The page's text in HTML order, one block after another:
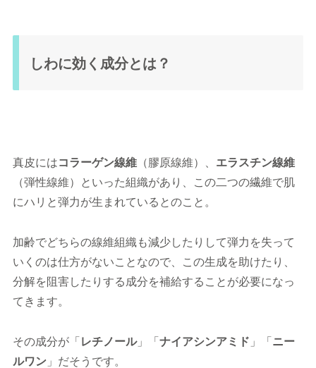
しわに効く成分とは？
真皮にはコラーゲン線維 （膠原線維）、 エラスチン線維
（弾性線維）といった組織があり、この二つの繊維で肌
にハリと弾力が生まれているとのこと。
加齢でどちらの線維組織も減少したりして弾力を失って
いくのは仕方がないことなので、この生成を助けたり、
分解を阻害したりする成分を補給することが必要になっ
てきます。
その成分が「 レチノール」「ナイアシンアミド 」「 ニー
ルワン 」だそうです。